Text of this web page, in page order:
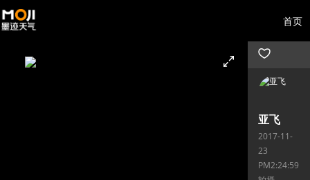
首页
亚飞
2017-11-
23
PM2:24:59